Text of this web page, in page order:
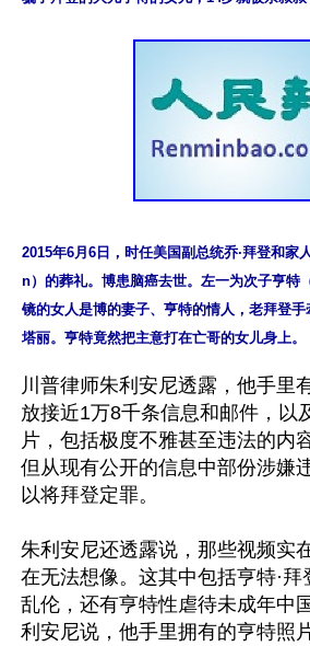
2015年6月6日，时任美国副总统乔·拜登和家
n）的葬礼。博患脑癌去世。左一为次子亨特
镜的女人是博的妻子、亨特的情人，老拜登
塔丽。亨特竟然把主意打在亡哥的女儿身上。
川普律师朱利安尼透露，他手里
放接近1万8千条信息和邮件，以
片，包括极度不雅甚至违法的内
但从现有公开的信息中部份涉嫌
以将拜登定罪。
朱利安尼还透露说，那些视频实
在无法想像。这其中包括亨特·
乱伦，还有亨特性虐待未成年中
利安尼说，他手里拥有的亨特照